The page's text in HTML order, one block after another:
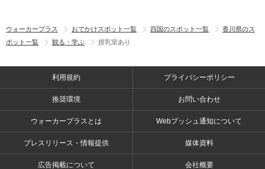
ウォーカープラス おでかけスポット一覧 四国のスポット一覧
香川県のス
ポット一覧
観る・学ぶ 授乳室あり
利用規約 プライバシーポリシー
推奨環境 お問い合わせ
ウォーカープラスとは Webプッシュ通知について
プレスリリース・情報提供 媒体資料
広告掲載について 会社概要